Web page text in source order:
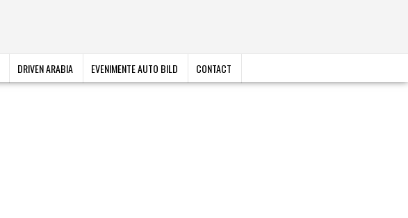
DRIVEN ARABIA EVENIMENTE AUTO BILD CONTACT